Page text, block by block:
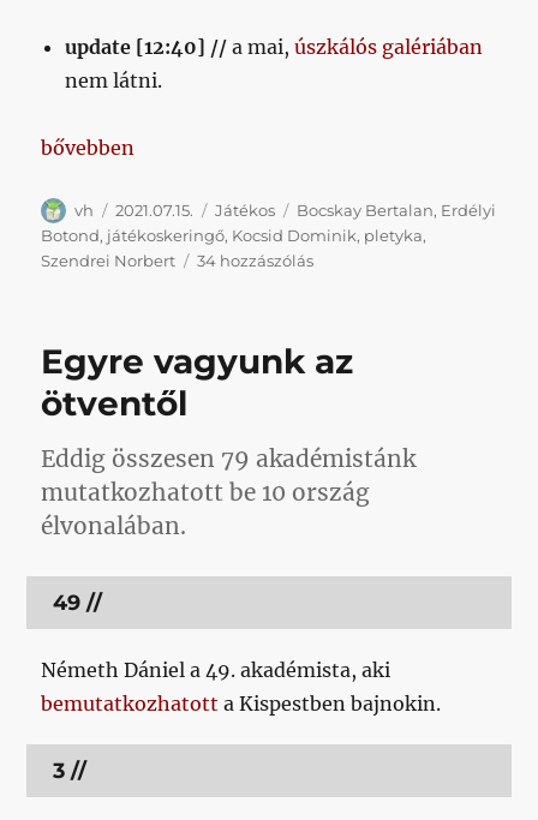
update [12:40] // a mai,úszkálós galériában
nem látni.
„Valami készül a fiatalokkal (vagy nem, és csak
bővebben
Szerző
vh Közzétéve
2021.07.15. Kategória
Játékos Címke
Bocskay Bertalan, Erdélyi
Botond, játékoskeringő, Kocsid Dominik, pletyka,
Szendrei Norbert
34 hozzászólásValami
(vagy
túlkombináljuk),
viszont
bejegyzéshez
Egyre vagyunk az
ötventől
Eddig összesen 79 akadémistánk
mutatkozhatott be 10 ország
élvonalában.
49 //
Németh Dániel a 49. akadémista, aki
bemutatkozhatott a Kispestben bajnokin.
3 //